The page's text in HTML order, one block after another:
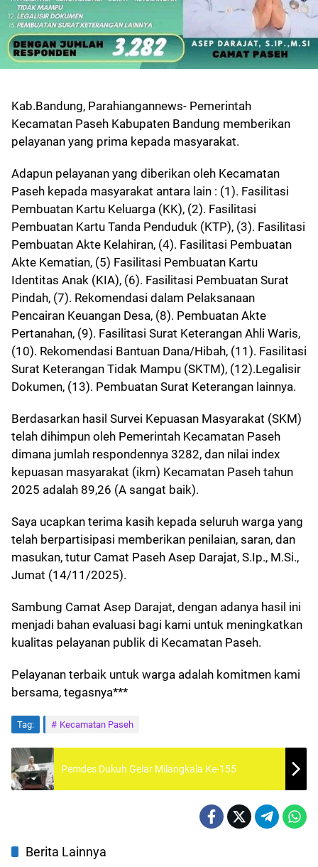
Kab.Bandung, Parahiangannews- Pemerintah
Kecamatan Paseh Kabupaten Bandung memberikan
pelayanan yang prima kepada masyarakat.
Adapun pelayanan yang diberikan oleh Kecamatan
Paseh kepada masyarakat antara lain : (1). Fasilitasi
Pembuatan Kartu Keluarga (KK), (2). Fasilitasi
Pembuatan Kartu Tanda Penduduk (KTP), (3). Fasilitasi
Pembuatan Akte Kelahiran, (4). Fasilitasi Pembuatan
Akte Kematian, (5) Fasilitasi Pembuatan Kartu
Identitas Anak (KIA), (6). Fasilitasi Pembuatan Surat
Pindah, (7). Rekomendasi dalam Pelaksanaan
Pencairan Keuangan Desa, (8). Pembuatan Akte
Pertanahan, (9). Fasilitasi Surat Keterangan Ahli Waris,
(10). Rekomendasi Bantuan Dana/Hibah, (11). Fasilitasi
Surat Keterangan Tidak Mampu (SKTM), (12).Legalisir
Dokumen, (13). Pembuatan Surat Keterangan lainnya.
Berdasarkan hasil Survei Kepuasan Masyarakat (SKM)
telah dihimpun oleh Pemerintah Kecamatan Paseh
dimana jumlah respondennya 3282, dan nilai index
kepuasan masyarakat (ikm) Kecamatan Paseh tahun
2025 adalah 89,26 (A sangat baik).
Saya ucapkan terima kasih kepada seluruh warga yang
telah berpartisipasi memberikan penilaian, saran, dan
masukan, tutur Camat Paseh Asep Darajat, S.Ip., M.Si.,
Jumat (14/11/2025).
Sambung Camat Asep Darajat, dengan adanya hasil ini
menjadi bahan evaluasi bagi kami untuk meningkatkan
kualitas pelayanan publik di Kecamatan Paseh.
Pelayanan terbaik untuk warga adalah komitmen kami
bersama, tegasnya***
Tag: Kecamatan Paseh
Pemdes Dukuh Gelar Milangkala Ke-155
Berita Lainnya